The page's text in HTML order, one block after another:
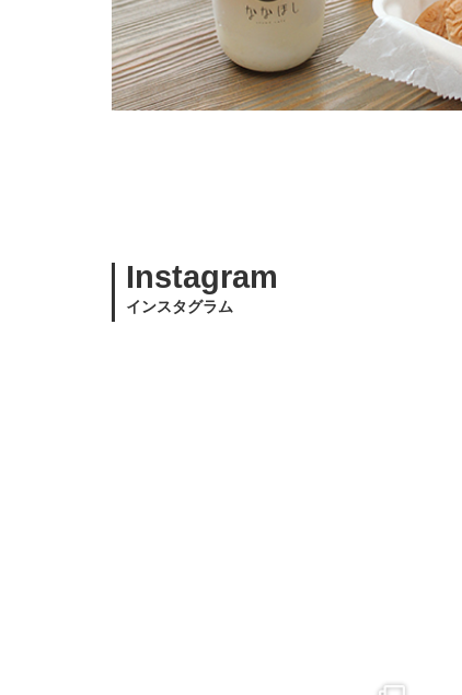
Instagram
インスタグラム